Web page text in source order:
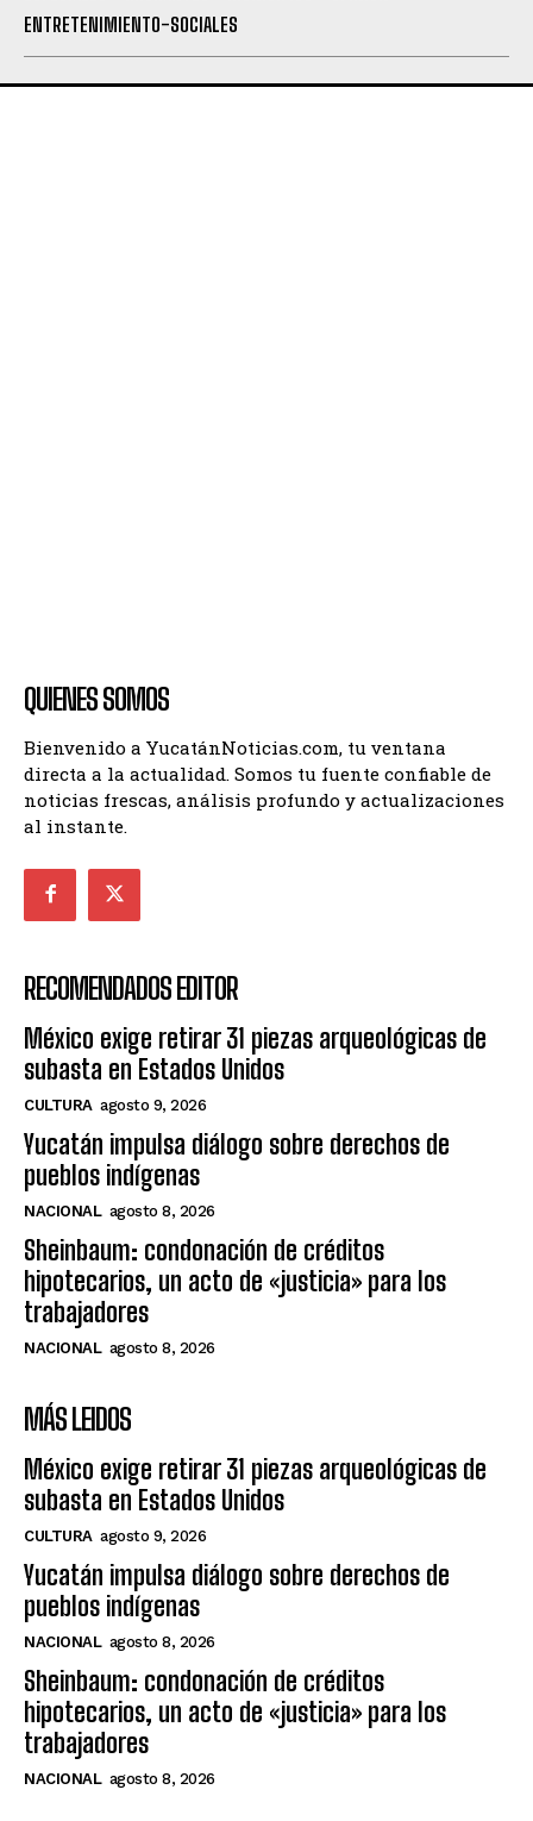
ENTRETENIMIENTO-SOCIALES
QUIENES SOMOS
Bienvenido a YucatánNoticias.com, tu ventana
directa a la actualidad. Somos tu fuente confiable de
noticias frescas, análisis profundo y actualizaciones
al instante.
RECOMENDADOS EDITOR
México exige retirar 31 piezas arqueológicas de
subasta en Estados Unidos
CULTURA agosto 9, 2026
Yucatán impulsa diálogo sobre derechos de
pueblos indígenas
NACIONAL agosto 8, 2026
Sheinbaum: condonación de créditos
hipotecarios, un acto de «justicia» para los
trabajadores
NACIONAL agosto 8, 2026
MÁS LEIDOS
México exige retirar 31 piezas arqueológicas de
subasta en Estados Unidos
CULTURA agosto 9, 2026
Yucatán impulsa diálogo sobre derechos de
pueblos indígenas
NACIONAL agosto 8, 2026
Sheinbaum: condonación de créditos
hipotecarios, un acto de «justicia» para los
trabajadores
NACIONAL agosto 8, 2026